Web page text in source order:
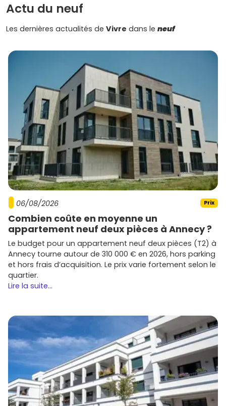
Actu du neuf
Les dernières actualités de Vivre dans le neuf
06/08/2026 Prix
Combien coûte en moyenne un
appartement neuf deux pièces à Annecy ?
Le budget pour un appartement neuf deux pièces (T2) à
Annecy tourne autour de 310 000 € en 2026, hors parking
et hors frais d’acquisition. Le prix varie fortement selon le
quartier.
Lire la suite...